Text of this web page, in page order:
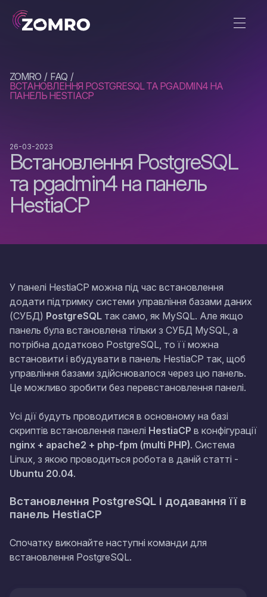
ZOMRO
FAQ
ВСТАНОВЛЕННЯ POSTGRESQL ТА PGADMIN4 НА
ПАНЕЛЬ HESTIACP
Встановлення PostgreSQL
та pgadmin4 на панель
HestiaCP
26-03-2023
У панелі HestiaCP можна під час встановлення
додати підтримку системи управління базами даних
(СУБД) PostgreSQL так само, як MySQL. Але якщо
панель була встановлена тільки з СУБД MySQL, а
потрібна додатково PostgreSQL, то її можна
встановити і вбудувати в панель HestiaCP так, щоб
управління базами здійснювалося через цю панель.
Це можливо зробити без перевстановлення панелі.
Усі дії будуть проводитися в основному на базі
скриптів встановлення панелі HestiaCP в конфігурації
nginx + apache2 + php-fpm (multi PHP). Система
Linux, з якою проводиться робота в даній статті -
Ubuntu 20.04.
Встановлення PostgreSQL і додавання її в
панель HestiaCP
Спочатку виконайте наступні команди для
встановлення PostgreSQL.